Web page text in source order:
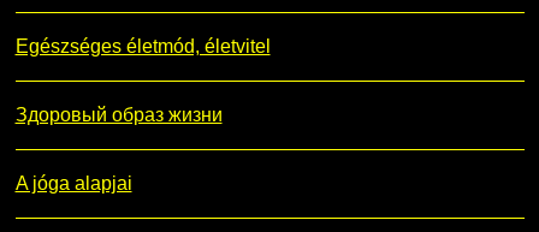
Egészséges életmód, életvitel
Здоровый образ жизни
A jóga alapjai